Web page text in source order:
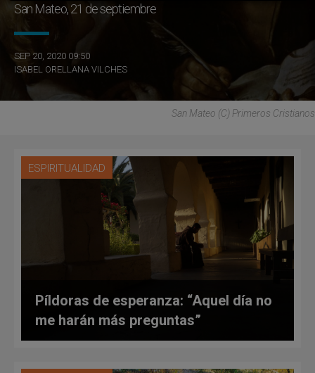
San Mateo, 21 de septiembre
SEP 20, 2020 09:50
ISABEL ORELLANA VILCHES
San Mateo (C) Primeros Cristianos
ESPIRITUALIDAD
Píldoras de esperanza: “Aquel día no
me harán más preguntas”